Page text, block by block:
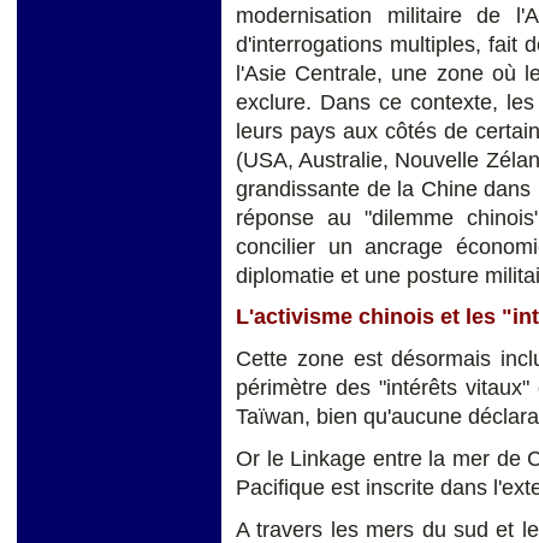
modernisation militaire de
d'interrogations multiples, fait
l'Asie Centrale, une zone où
exclure. Dans ce contexte,
leurs pays aux côtés de
(USA, Australie, Nouvelle
grandissante de la Chine
réponse au "dilemme
concilier un ancrage
diplomatie et une posture
L'activisme chinois et les
Cette zone est désormais
périmètre des "intérêts
Taïwan, bien qu'aucune
Or le Linkage entre la mer de
Pacifique est inscrite dans
A travers les mers du sud et